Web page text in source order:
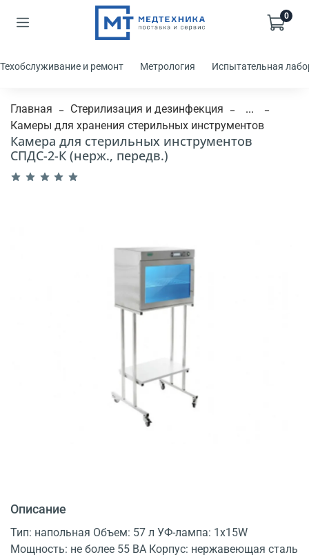
0
Техобслуживание и ремонт Метрология Испытательная
Главная Стерилизация и дезинфекция
...
Камеры для хранения стерильных инструментов
Камера для стерильных инструментов
СПДС-2-К (нерж., передв.)
Описание
Тип: напольная Объем: 57 л УФ-лампа: 1х15W
Мощность: не более 55 ВА Корпус: нержавеющая сталь